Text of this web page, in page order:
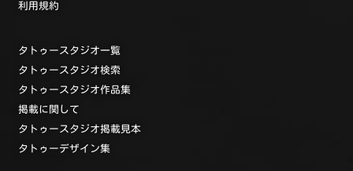
利用規約
タトゥースタジオ一覧
タトゥースタジオ検索
タトゥースタジオ作品集
掲載に関して
タトゥースタジオ掲載見本
タトゥーデザイン集